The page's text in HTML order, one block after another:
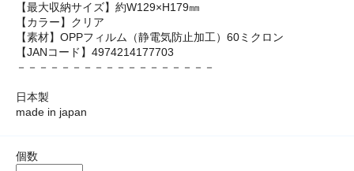
【最大収納サイズ】約W129×H179㎜
【カラー】クリア
【素材】OPPフィルム（静電気防止加工）60ミクロン
【JANコード】4974214177703
－－－－－－－－－－－－－－－－－－
日本製
made in japan
個数